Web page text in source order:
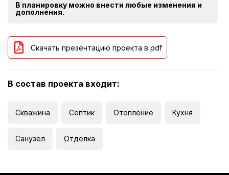
В планировку можно внести любые изменения и
дополнения.
Скачать презентацию проекта в pdf
В состав проекта входит:
Скважина Септик Отопление Кухня
Санузел Отделка